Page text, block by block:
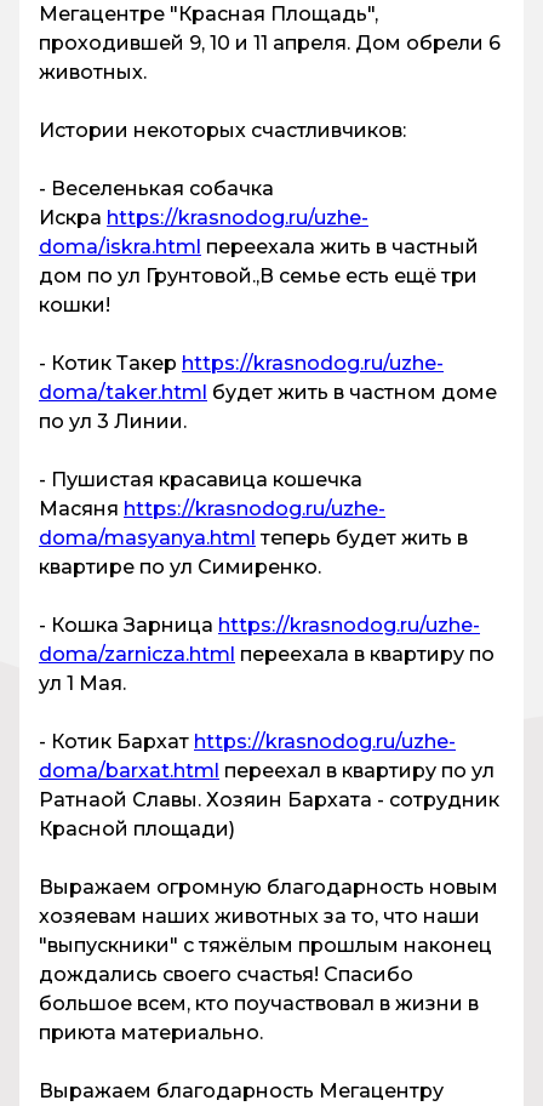
Мегацентре "Красная Площадь",
проходившей 9, 10 и 11 апреля. Дом обрели 6
животных.
Истории некоторых счастливчиков:
- Веселенькая собачка
Искра https://krasnodog.ru/uzhe-
doma/iskra.html переехала жить в частный
дом по ул Грунтовой.,В семье есть ещё три
кошки!
- Котик Такер https://krasnodog.ru/uzhe-
doma/taker.html будет жить в частном доме
по ул 3 Линии.
- Пушистая красавица кошечка
Масяня https://krasnodog.ru/uzhe-
doma/masyanya.html теперь будет жить в
квартире по ул Симиренко.
- Кошка Зарница https://krasnodog.ru/uzhe-
doma/zarnicza.html переехала в квартиру по
ул 1 Мая.
- Котик Бархат https://krasnodog.ru/uzhe-
doma/barxat.html переехал в квартиру по ул
Ратнаой Славы. Хозяин Бархата - сотрудник
Красной площади)
Выражаем огромную благодарность новым
хозяевам наших животных за то, что наши
"выпускники" с тяжёлым прошлым наконец
дождались своего счастья! Спасибо
большое всем, кто поучаствовал в жизни в
приюта материально.
Выражаем благодарность Мегацентру